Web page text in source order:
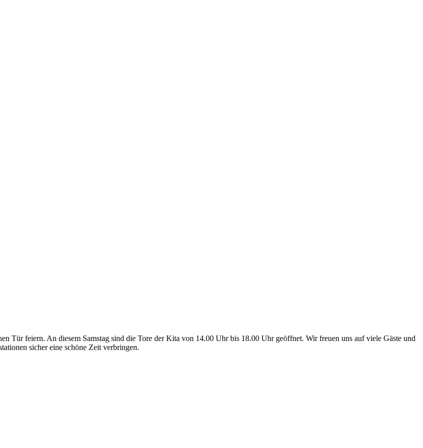
Tür feiern. An diesem Samstag sind die Tore der Kita von 14.00 Uhr bis 18.00 Uhr geöffnet. Wir freuen uns auf viele Gäste und
sicher eine schöne Zeit verbringen.